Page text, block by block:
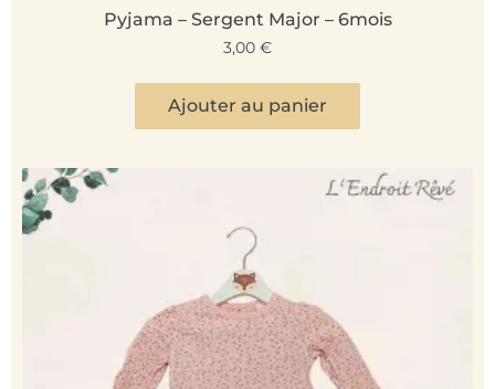
Pyjama – Sergent Major – 6mois
3,00 €
Ajouter au panier